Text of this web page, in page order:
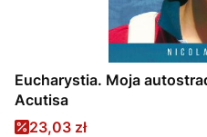
Eucharystia. Moja
Acutisa
Cena promocyjna
23,03 zł